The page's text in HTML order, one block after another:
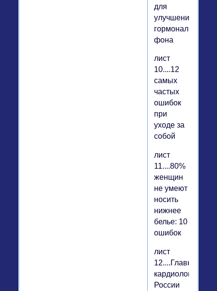
для
улучшения
гормонального
фона
лист
10....12
самых
частых
ошибок
при
уходе за
собой
лист
11....80%
женщин
не умеют
носить
нижнее
белье: 10
ошибок
лист
12....Главный
кардиолог
России